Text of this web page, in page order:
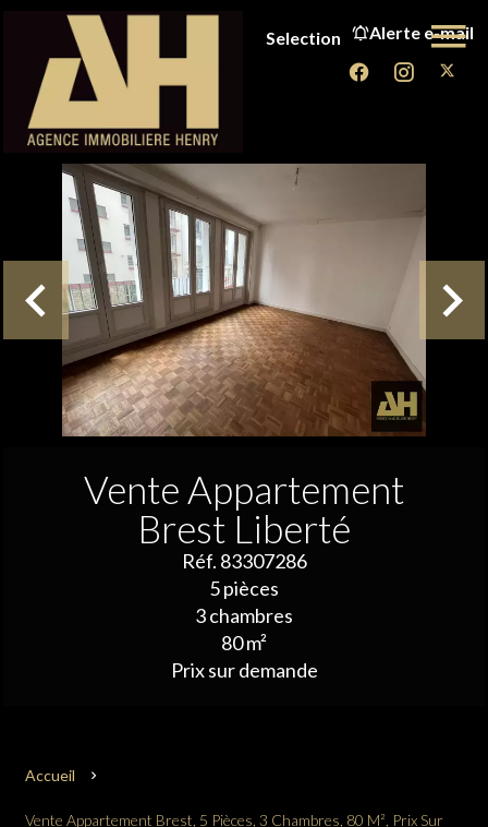
Selection Alerte e-mail
Vente Appartement
Brest Liberté
Réf. 83307286
5 pièces
3 chambres
80 m²
Prix sur demande
Accueil
Vente Appartement Brest, 5 Pièces, 3 Chambres, 80 M², Prix Sur